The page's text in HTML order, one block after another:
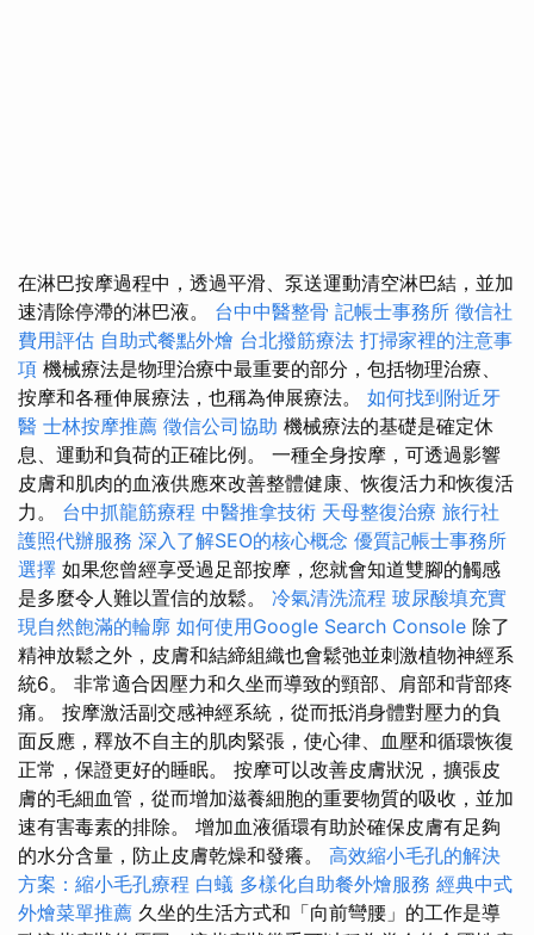
在淋巴按摩過程中，透過平滑、泵送運動清空淋巴結，並加
速清除停滯的淋巴液。 台中中醫整骨 記帳士事務所 徵信社
費用評估 自助式餐點外燴 台北撥筋療法 打掃家裡的注意事
項 機械療法是物理治療中最重要的部分，包括物理治療、
按摩和各種伸展療法，也稱為伸展療法。 如何找到附近牙
醫 士林按摩推薦 徵信公司協助 機械療法的基礎是確定休
息、運動和負荷的正確比例。 一種全身按摩，可透過影響
皮膚和肌肉的血液供應來改善整體健康、恢復活力和恢復活
力。 台中抓龍筋療程 中醫推拿技術 天母整復治療 旅行社
護照代辦服務 深入了解SEO的核心概念 優質記帳士事務所
選擇 如果您曾經享受過足部按摩，您就會知道雙腳的觸感
是多麼令人難以置信的放鬆。 冷氣清洗流程 玻尿酸填充實
現自然飽滿的輪廓 如何使用Google Search Console 除了
精神放鬆之外，皮膚和結締組織也會鬆弛並刺激植物神經系
統6。 非常適合因壓力和久坐而導致的頸部、肩部和背部疼
痛。 按摩激活副交感神經系統，從而抵消身體對壓力的負
面反應，釋放不自主的肌肉緊張，使心律、血壓和循環恢復
正常，保證更好的睡眠。 按摩可以改善皮膚狀況，擴張皮
膚的毛細血管，從而增加滋養細胞的重要物質的吸收，並加
速有害毒素的排除。 增加血液循環有助於確保皮膚有足夠
的水分含量，防止皮膚乾燥和發癢。 高效縮小毛孔的解決
方案：縮小毛孔療程 白蟻 多樣化自助餐外燴服務 經典中式
外燴菜單推薦 久坐的生活方式和「向前彎腰」的工作是導